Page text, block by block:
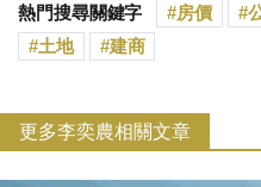
熱門搜尋關鍵字 房價
土地
建商
更多李奕農相關文章